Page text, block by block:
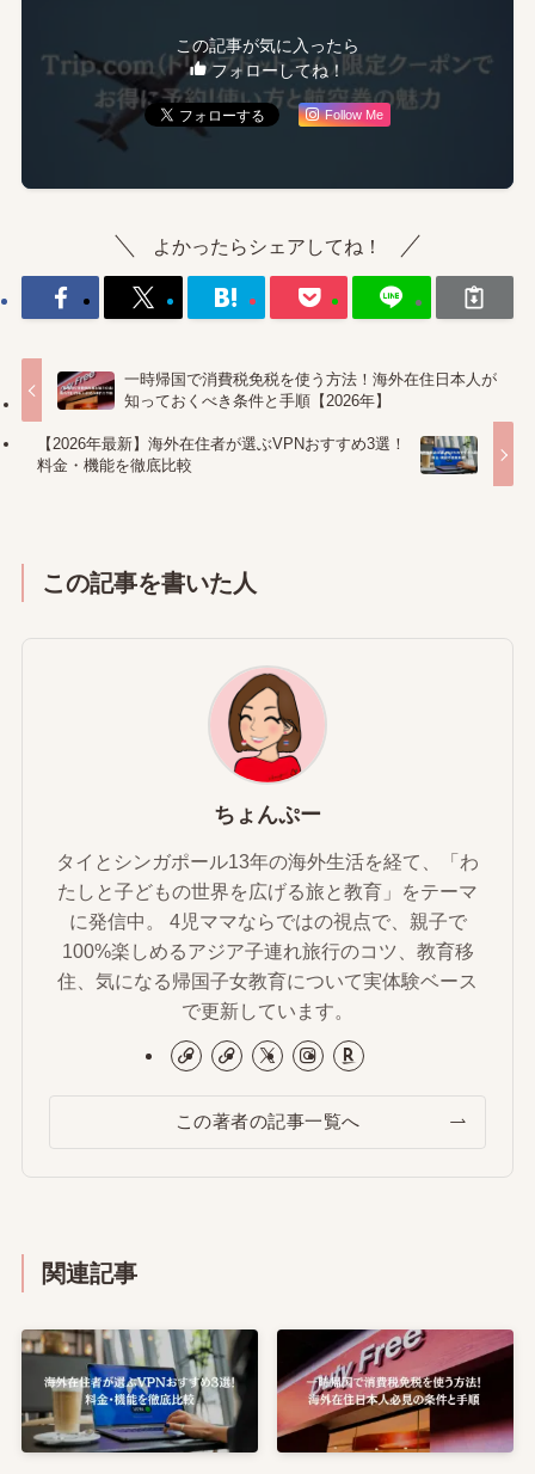
この記事が気に入ったら
フォローしてね！
Follow Me
よかったらシェアしてね！
一時帰国で消費税免税を使う方法！海外在住日本人が
知っておくべき条件と手順【2026年】
【2026年最新】海外在住者が選ぶVPNおすすめ3選！
料金・機能を徹底比較
この記事を書いた人
ちょんぷー
タイとシンガポール13年の海外生活を経て、「わ
たしと子どもの世界を広げる旅と教育」をテーマ
に発信中。 4児ママならではの視点で、親子で
100%楽しめるアジア子連れ旅行のコツ、教育移
住、気になる帰国子女教育について実体験ベース
で更新しています。
この著者の記事一覧へ
関連記事